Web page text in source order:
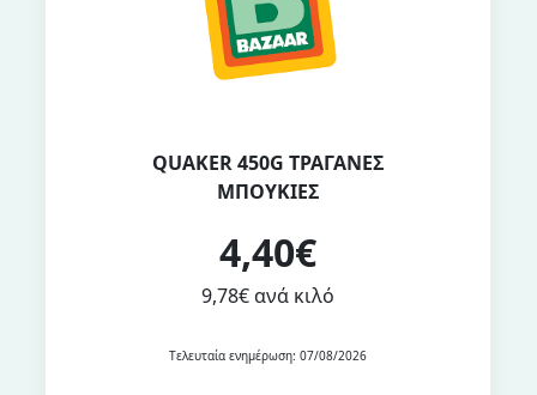
QUAKER 450G ΤΡΑΓΑΝΕΣ
ΜΠΟΥΚΙΕΣ
4,40€
9,78€ ανά κιλό
Τελευταία ενημέρωση: 07/08/2026